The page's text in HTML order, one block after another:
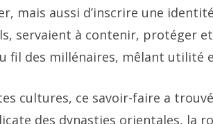
mais aussi d’inscrire une
servaient à contenir, protéger
fil des millénaires, mêlant utilité
cultures, ce savoir-faire a
des dynasties orientales, la